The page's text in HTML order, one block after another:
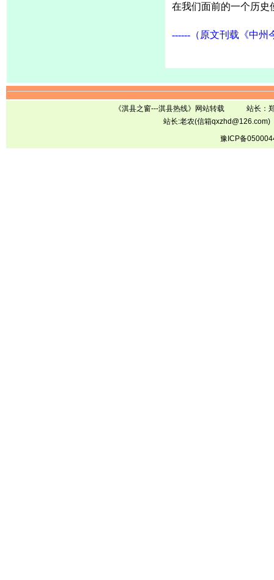
在我们面前的一个历史
------（原文刊载《中州
《淇县之窗---淇县热线》网站转载 站长
站长:老农(信箱
豫ICP备